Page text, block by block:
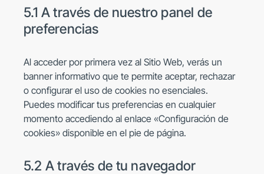
5.1 A través de nuestro panel de
preferencias
Al acceder por primera vez al Sitio Web, verás un
banner informativo que te permite aceptar, rechazar
o configurar el uso de cookies no esenciales.
Puedes modificar tus preferencias en cualquier
momento accediendo al enlace «Configuración de
cookies» disponible en el pie de página.
5.2 A través de tu navegador